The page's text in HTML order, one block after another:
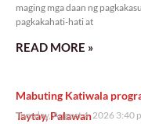
maging mga daan ng
pagkakahati-hati at
READ MORE »
Mabuting Katiwala
Taytay, Palawan
Tuesday, August 4, 2026 3:40